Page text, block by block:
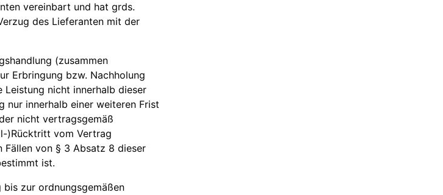
vereinbart und hat grds.
des Lieferanten mit der
(zusammen
Erbringung bzw. Nachholung
Leistung nicht innerhalb dieser
innerhalb einer weiteren Frist
nicht vertragsgemäß
)Rücktritt vom Vertrag
Fällen von § 3 Absatz 8 dieser
ist.
zur ordnungsgemäßen